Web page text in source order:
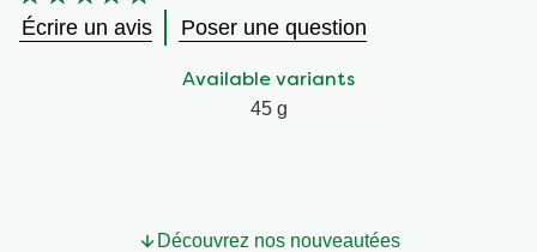
évaluation
soumise
Écrire un avis Poser une question
Available variants
45 g
Découvrez nos nouveautées